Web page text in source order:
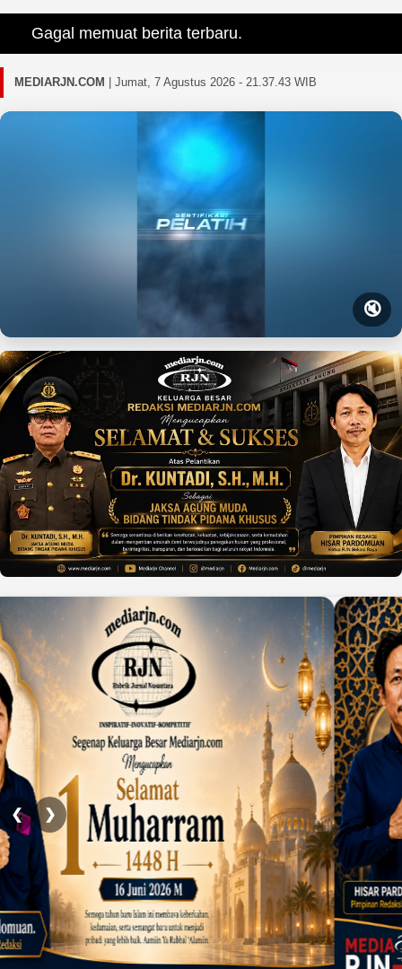
Gagal memuat berita terbaru.
MEDIARJN.COM Jumat, 7 Agustus 2026 - 21.37.44 WIB
🔇
❮ ❯